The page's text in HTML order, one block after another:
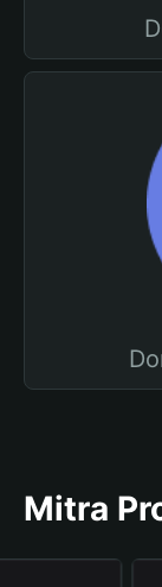
Mitra